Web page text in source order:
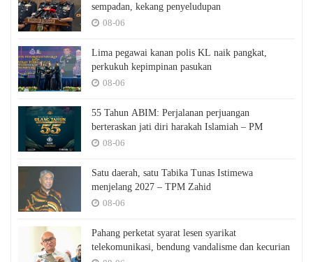
sempadan, kekang penyeludupan
08-06
Lima pegawai kanan polis KL naik pangkat,
perkukuh kepimpinan pasukan
08-06
55 Tahun ABIM: Perjalanan perjuangan
berteraskan jati diri harakah Islamiah – PM
08-06
Satu daerah, satu Tabika Tunas Istimewa
menjelang 2027 – TPM Zahid
08-06
Pahang perketat syarat lesen syarikat
telekomunikasi, bendung vandalisme dan kecurian